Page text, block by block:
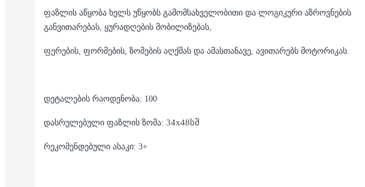
ფაზლის აწყობა ხელს უწყობს გამომსახველობითი და ლოგიკური აზროვნების
განვითარებას, ყურადღების მობილიზებას,
ფერების, ფორმების, ზომების აღქმას და ამასთანავე, ავითარებს მოტორიკას.
დეტალების რაოდენობა: 100
დასრულებული ფაზლის ზომა: 34x48სმ
რეკომენდებული ასაკი: 3+